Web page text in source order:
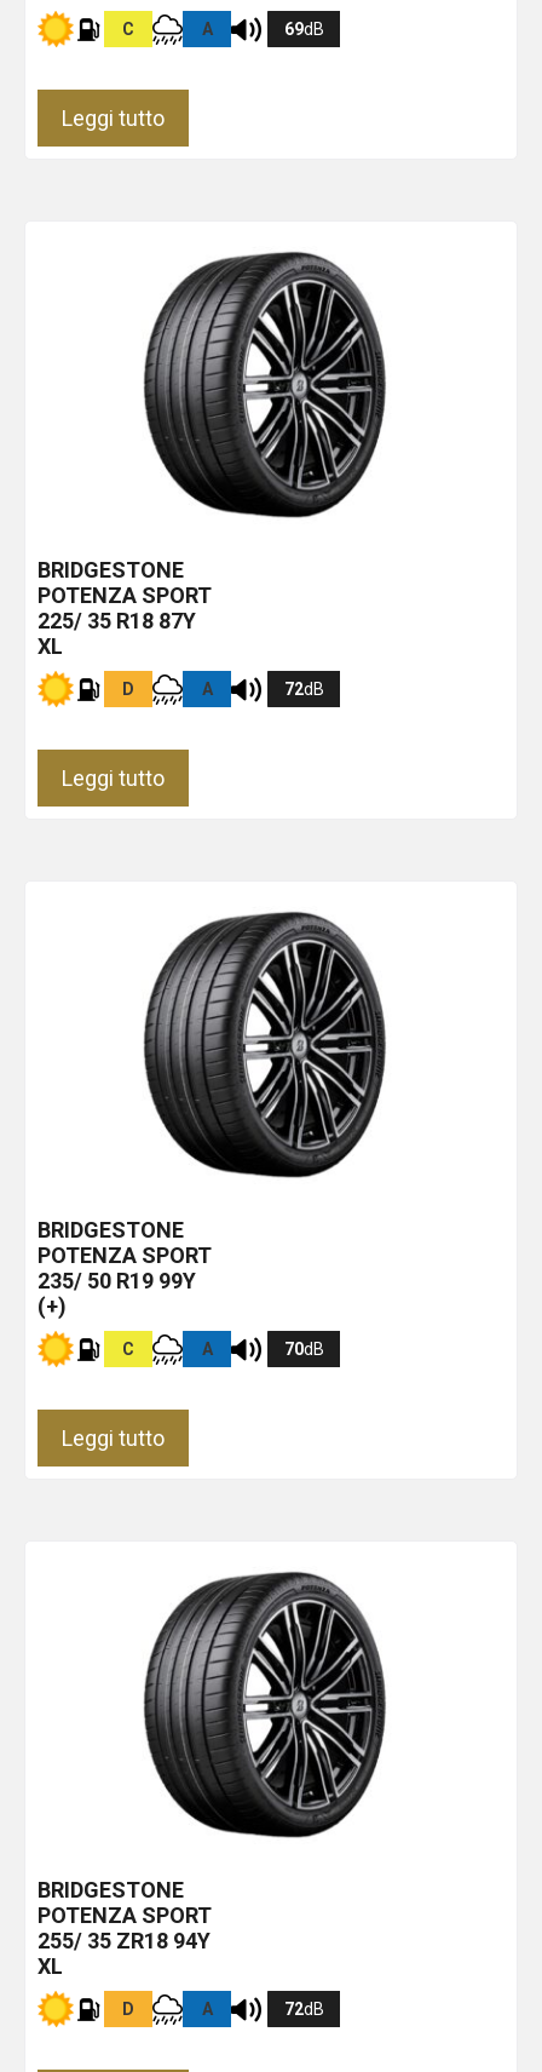
C A 69dB
Leggi tutto
BRIDGESTONE
POTENZA SPORT
225/ 35 R18 87Y
XL
D A 72dB
Leggi tutto
BRIDGESTONE
POTENZA SPORT
235/ 50 R19 99Y
(+)
C A 70dB
Leggi tutto
BRIDGESTONE
POTENZA SPORT
255/ 35 ZR18 94Y
XL
D A 72dB